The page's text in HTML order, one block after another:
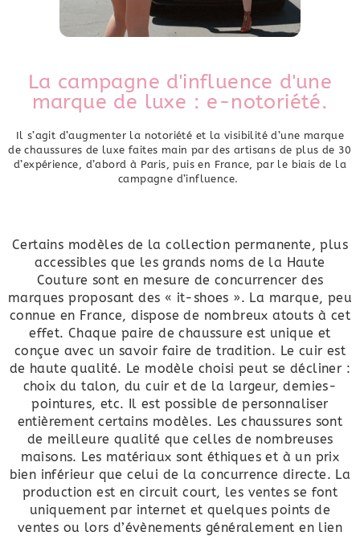
La campagne d'influence d'une
marque de luxe : e-notoriété.
Il s’agit d’augmenter la notoriété et la visibilité d’une marque
de chaussures de luxe faites main par des artisans de plus de 30
d’expérience, d’abord à Paris, puis en France, par le biais de la
campagne d’influence.
Certains modèles de la collection permanente, plus
accessibles que les grands noms de la Haute
Couture sont en mesure de concurrencer des
marques proposant des « it-shoes ». La marque, peu
connue en France, dispose de nombreux atouts à cet
effet. Chaque paire de chaussure est unique et
conçue avec un savoir faire de tradition. Le cuir est
de haute qualité. Le modèle choisi peut se décliner :
choix du talon, du cuir et de la largeur, demies-
pointures, etc. Il est possible de personnaliser
entièrement certains modèles. Les chaussures sont
de meilleure qualité que celles de nombreuses
maisons. Les matériaux sont éthiques et à un prix
bien inférieur que celui de la concurrence directe. La
production est en circuit court, les ventes se font
uniquement par internet et quelques points de
ventes ou lors d’évènements généralement en lien